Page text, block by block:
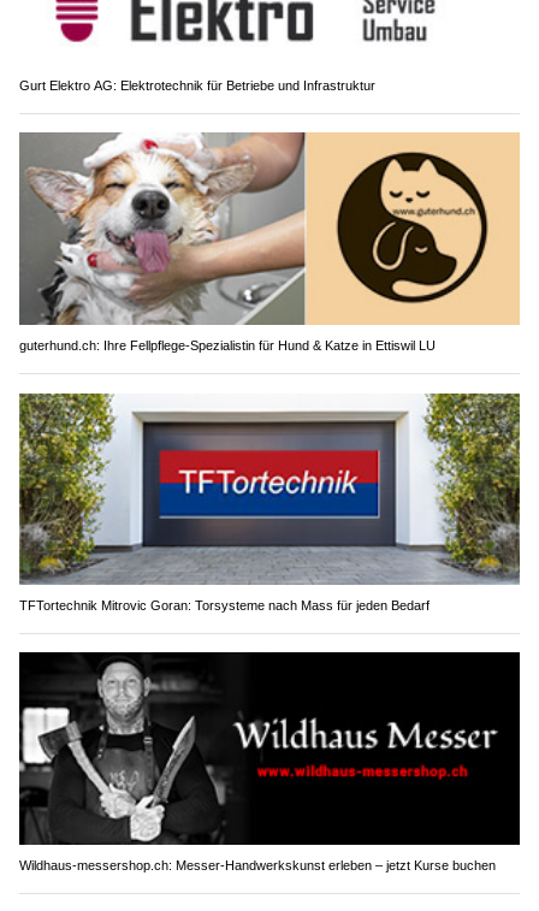
Gurt Elektro AG: Elektrotechnik für Betriebe und Infrastruktur
guterhund.ch: Ihre Fellpflege-Spezialistin für Hund & Katze in Ettiswil LU
TFTortechnik Mitrovic Goran: Torsysteme nach Mass für jeden Bedarf
Wildhaus-messershop.ch: Messer-Handwerkskunst erleben – jetzt Kurse buchen